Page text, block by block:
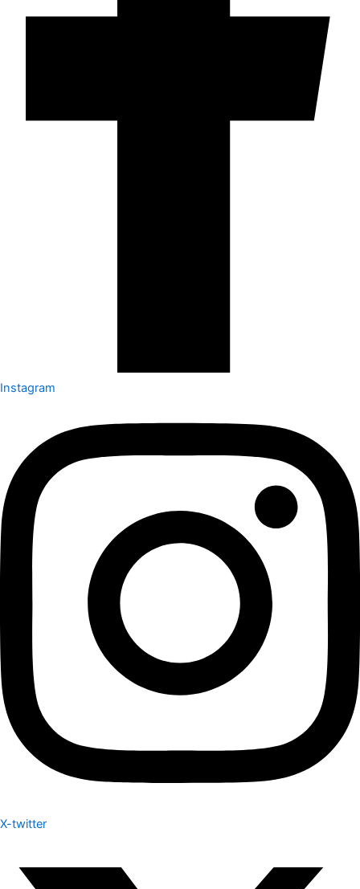
Instagram
X-twitter